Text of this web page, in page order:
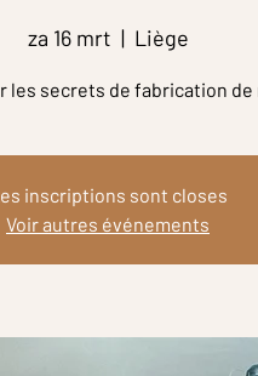
za 16 mrt
  |
Liège
les secrets de fabrication de
inscriptions sont closes
Voir autres événements